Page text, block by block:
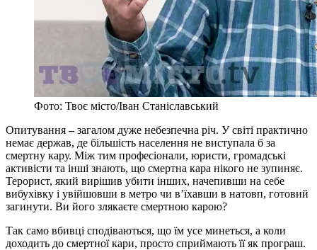
Фото: Твоє місто/Іван Станіславський
Опитування–загалом дуже небезпечна річ. У світі практично
немає держав, де більшість населення не виступала б за
смертну кару. Між тим професіонали, юристи, громадські
активісти та інші знають, що смертна кара нікого не зупиняє.
Терорист, який вирішив убити інших, начепивши на себе
вибухівку і увійшовши в метро чи в’їхавши в натовп, готовий
загинути. Ви його злякаєте смертною карою?
Так само вбивці сподіваються, що їм усе минеться, а коли
доходить до смертної кари, просто сприймають її як програш.